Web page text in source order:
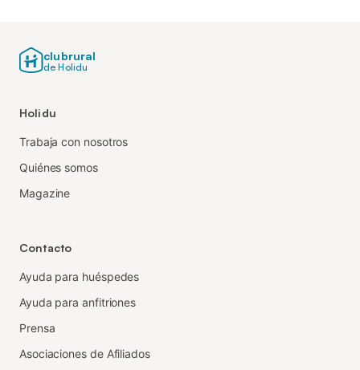
clubrural
de Holidu
Holidu
Trabaja con nosotros
Quiénes somos
Magazine
Contacto
Ayuda para huéspedes
Ayuda para anfitriones
Prensa
Asociaciones de Afiliados